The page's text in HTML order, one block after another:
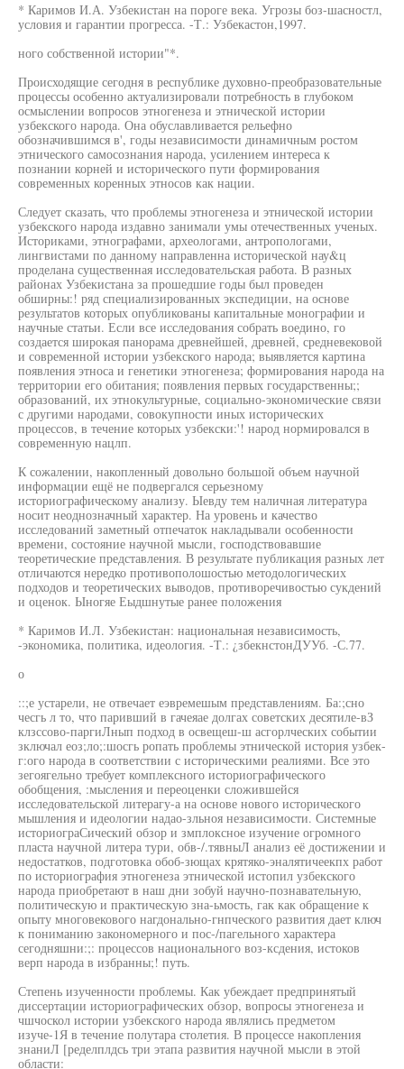
* Каримов И.А. Узбекистан на пороге века. Угрозы боз-шасностл,
условия и гарантии прогресса. -Т.: Узбекастон,1997.
ного собственной истории"*.
Происходящие сегодня в республике духовно-преобразовательные
процессы особенно актуализировали потребность в глубоком
осмыслении вопросов этногенеза и этнической истории
узбекского народа. Она обуславливается рельефно
обозначившимся в', годы независимости динамичным ростом
этнического самосознания народа, усилением интереса к
познании корней и исторического пути формирования
современных коренных этносов как нации.
Следует сказать, что проблемы этногенеза и этнической истории
узбекского народа издавно занимали умы отечественных ученых.
Историками, этнографами, археологами, антропологами,
лингвистами по данному направленна исторической нау&ц
проделана существенная исследовательская работа. В разных
районах Узбекистана за прошедшие годы был проведен
обширны:! ряд специализированных экспедиции, на основе
результатов которых опубликованы капитальные монографии и
научные статьи. Если все исследования собрать воедино, го
создается широкая панорама древнейшей, древней, средневековой
и современной истории узбекского народа; выявляется картина
появления этноса и генетики этногенеза; формирования народа на
территории его обитания; появления первых государственны;;
образований, их этнокультурные, социально-экономические связи
с другими народами, совокупности иных исторических
процессов, в течение которых узбекски:'! народ нормировался в
современную нацлп.
К сожалении, накопленный довольно большой объем научной
информации ещё не подвергался серьезному
историографическому анализу. Ыевду тем наличная литература
носит неоднозначный характер. На уровень и качество
исследований заметный отпечаток накладывали особенности
времени, состояние научной мысли, господствовавшие
теоретические представления. В результате публикация разных лет
отличаются нередко противополошостью методологических
подходов и теоретических выводов, противоречивостью сукдений
и оценок. Ыногяе Еыдшнутые ранее положения
* Каримов И.Л. Узбекистан: национальная независимость,
-экономика, политика, идеология. -Т.: ¿збекнстонДУУб. -С.77.
о
::;е устарели, не отвечает еэвремешым представлениям. Ба:;сно
чесгь л то, что паривший в гачеяае долгах советских десятиле-вЗ
клзссово-паргиЛнып подход в освещеш-ш асгорлческих событии
зключал еоз;ло;:шосгь ропать проблемы этнической история узбек-
г:ого народа в соответствии с историческими реалиями. Все это
зегоягельно требует комплексного историографического
обобщения, :мысления и переоценки сложившейся
исследовательской литерагу-а на основе нового исторического
мышления и идеологии надао-зльноя независимости. Системные
историограСический обзор и змплоксное изучение огромного
пласта научной литера тури, обв-/.тявныЛ анализ её достижении и
недостатков, подготовка обоб-зющах крятяко-эналятичеекпх работ
по историография этногенеза этнической истопил узбекского
народа приобретают в наш дни зобуй научно-познавательную,
политическую и практическую зна-ьмость, гак как обращение к
опыту многовекового нагдонально-гнпческого развития дает ключ
к пониманию закономерного и пос-/пагельного характера
сегодняшни:;: процессов национального воз-ксдения, истоков
верп народа в избранны;! путь.
Степень изученности проблемы. Как убеждает предпринятый
диссертации историографических обзор, вопросы этногенеза и
чшчоскол истории узбекского народа являлись предметом
изуче-1Я в течение полутара столетия. В процессе накопления
знаниЛ [ределплдсь три этапа развития научной мысли в этой
области: